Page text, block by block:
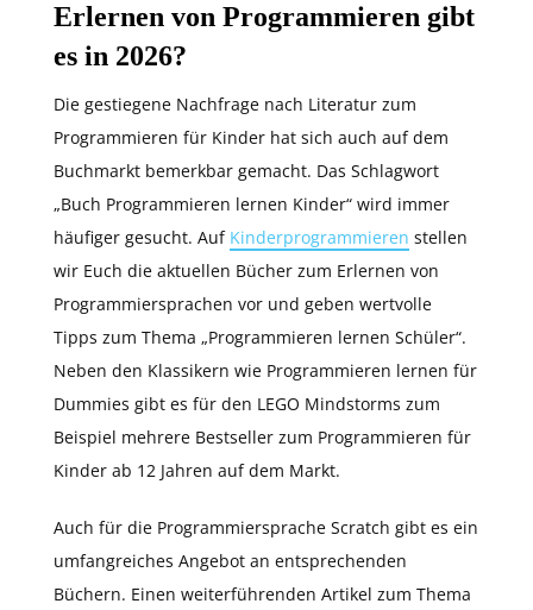
Erlernen von Programmieren gibt
es in 2026?
Die gestiegene Nachfrage nach Literatur zum
Programmieren für Kinder hat sich auch auf dem
Buchmarkt bemerkbar gemacht. Das Schlagwort
„Buch Programmieren lernen Kinder“ wird immer
häufiger gesucht. Auf Kinderprogrammieren stellen
wir Euch die aktuellen Bücher zum Erlernen von
Programmiersprachen vor und geben wertvolle
Tipps zum Thema „Programmieren lernen Schüler“.
Neben den Klassikern wie Programmieren lernen für
Dummies gibt es für den LEGO Mindstorms zum
Beispiel mehrere Bestseller zum Programmieren für
Kinder ab 12 Jahren auf dem Markt.
Auch für die Programmiersprache Scratch gibt es ein
umfangreiches Angebot an entsprechenden
Büchern. Einen weiterführenden Artikel zum Thema